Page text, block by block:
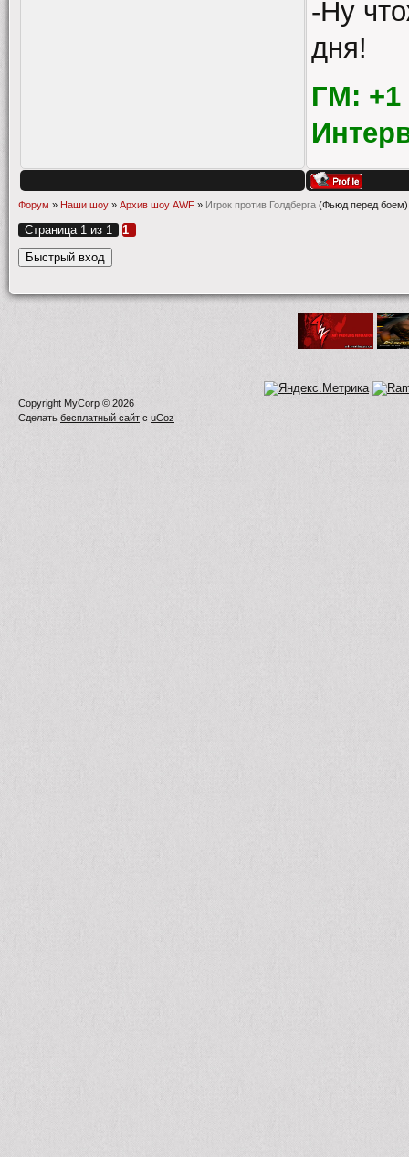
-Ну
дня!
ГМ: +1
Форум » Наши шоу » Архив шоу AWF » Игрок против Голдберга (Фьюд перед боем)
Страница 1 из 1 1
Copyright MyCorp © 2026
Сделать бесплатный сайт с uCoz